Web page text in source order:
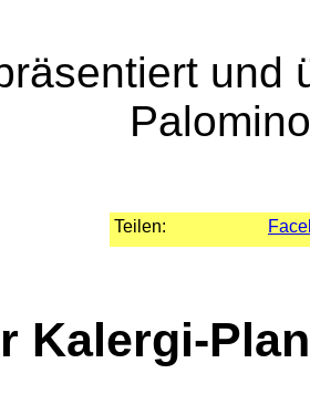
und
Teilen:
Kalergi-Plan